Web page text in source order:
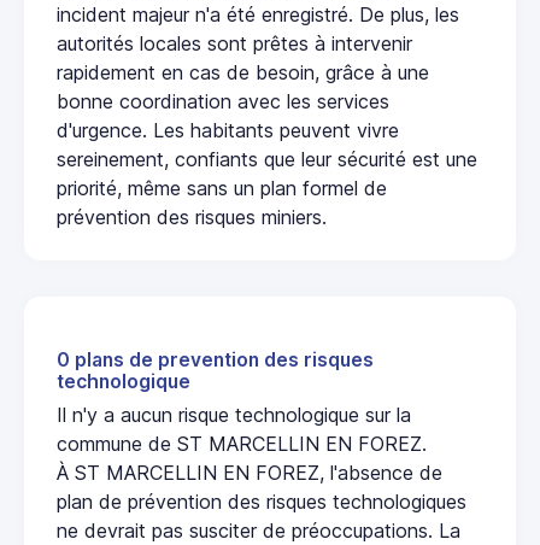
incident majeur n'a été enregistré. De plus, les
autorités locales sont prêtes à intervenir
rapidement en cas de besoin, grâce à une
bonne coordination avec les services
d'urgence. Les habitants peuvent vivre
sereinement, confiants que leur sécurité est une
priorité, même sans un plan formel de
prévention des risques miniers.
0 plans de prevention des risques
technologique
Il n'y a aucun risque technologique sur la
commune de ST MARCELLIN EN FOREZ.
À ST MARCELLIN EN FOREZ, l'absence de
plan de prévention des risques technologiques
ne devrait pas susciter de préoccupations. La